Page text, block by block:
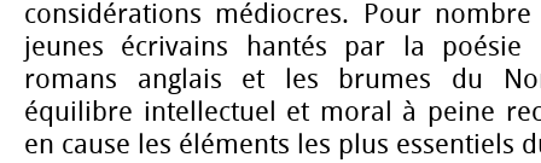
considérations médiocres. Pour nombre
jeunes écrivains hantés par la poésie
romans anglais et les brumes du
équilibre intellectuel et moral à peine
en cause les éléments les plus essentiels